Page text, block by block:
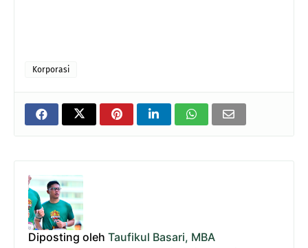
Korporasi
Diposting oleh Taufikul Basari, MBA